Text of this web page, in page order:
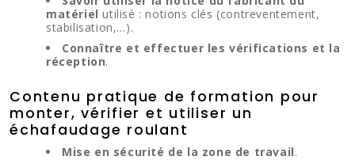
matériel utilisé : notions clés (contreventement,
stabilisation,…).
Connaître et effectuer les vérifications et la
réception.
Contenu pratique de formation pour
monter, vérifier et utiliser un
échafaudage roulant
Mise en sécurité de la zone de travail.